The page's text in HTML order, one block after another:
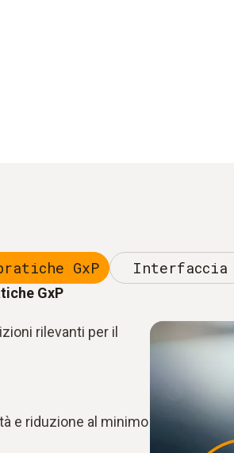
GxP
GxP
rilevanti per il
e riduzione al minimo